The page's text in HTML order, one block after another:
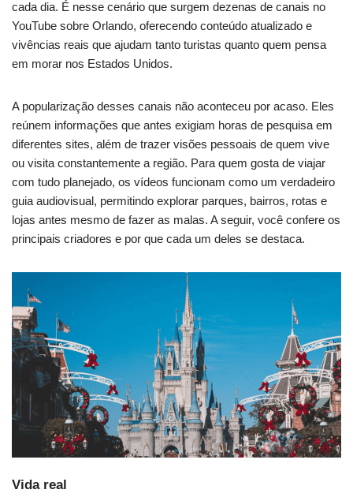
cada dia. É nesse cenário que surgem dezenas de canais no
YouTube sobre Orlando, oferecendo conteúdo atualizado e
vivências reais que ajudam tanto turistas quanto quem pensa
em morar nos Estados Unidos.
A popularização desses canais não aconteceu por acaso. Eles
reúnem informações que antes exigiam horas de pesquisa em
diferentes sites, além de trazer visões pessoais de quem vive
ou visita constantemente a região. Para quem gosta de viajar
com tudo planejado, os vídeos funcionam como um verdadeiro
guia audiovisual, permitindo explorar parques, bairros, rotas e
lojas antes mesmo de fazer as malas. A seguir, você confere os
principais criadores e por que cada um deles se destaca.
Vida real